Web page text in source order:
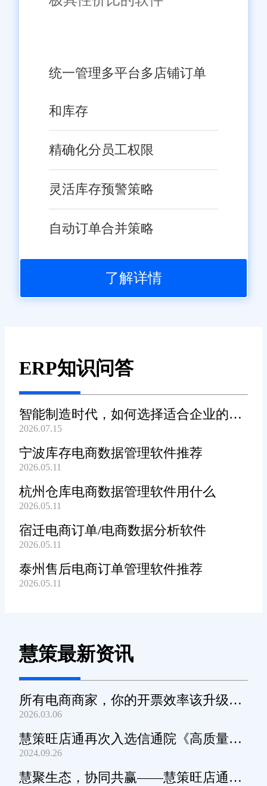
统一管理多平台多店铺订单
和库存
精确化分员工权限
灵活库存预警策略
自动订单合并策略
了解详情
ERP知识问答
智能制造时代，如何选择适合企业的
WMS系统?
2026.07.15
宁波库存电商数据管理软件推荐
2026.05.11
杭州仓库电商数据管理软件用什么
2026.05.11
宿迁电商订单/电商数据分析软件
2026.05.11
泰州售后电商订单管理软件推荐
2026.05.11
慧策最新资讯
所有电商商家，你的开票效率该升级
了！
2026.03.06
慧策旺店通再次入选信通院《高质量数
字化转型产品及服务全景图》
2024.09.26
慧聚生态，协同共赢——慧策旺店通生